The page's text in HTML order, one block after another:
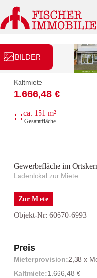
Inhalt
springen
BILDER
Kaltmiete
1.666,48 €
ca. 151 m²
Gesamtfläche
Gewerbefläche im
Ladenlokal zur Miete
Zur Miete
Objekt-Nr: 60670-6993
Preis
Mieterprovision:2,38 x
Kaltmiete:1.666,48 €